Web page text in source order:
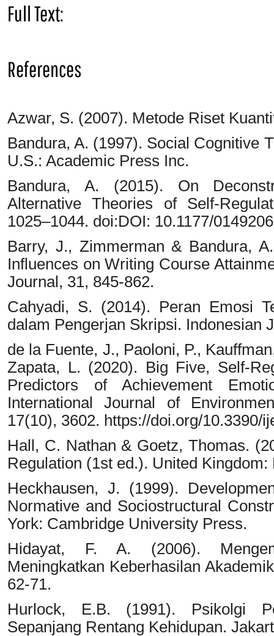
Full Text:
References
Azwar, S. (2007). Metode Riset
Bandura, A. (1997). Social Cognitive
U.S.: Academic Press Inc.
Bandura, A. (2015). On
Alternative Theories of Self-
1025–1044. doi:DOI: 10.1177/
Barry, J., Zimmerman & Bandura,
Influences on Writing Course
Journal, 31, 845-862.
Cahyadi, S. (2014). Peran Emosi
dalam Pengerjan Skripsi. Indonesian
de la Fuente, J., Paoloni, P.,
Zapata, L. (2020). Big Five, Self-
Predictors of Achievement
International Journal of
17(10), 3602. https://doi.org/10.3390/
Hall, C. Nathan & Goetz, Thomas.
Regulation (1st ed.). United
Heckhausen, J. (1999).
Normative and Sociostructural
York: Cambridge University Press.
Hidayat, F. A. (2006).
Meningkatkan Keberhasilan
62-71.
Hurlock, E.B. (1991). Psikolgi
Sepanjang Rentang Kehidupan.